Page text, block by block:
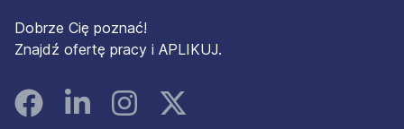
Dobrze Cię poznać!
Znajdź ofertę pracy i APLIKUJ.
FacebookLinked InInstagramInstagram